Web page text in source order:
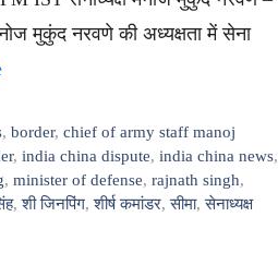
मुकुंद नरवणे की अध्यक्षता में सेना
,border,chief of army staff manoj
, india china dispute, india china news,
, minister of defense, rajnath singh,
,शी जिनपिंग,शीर्ष कमांडर,सीमा,सेनाध्यक्ष